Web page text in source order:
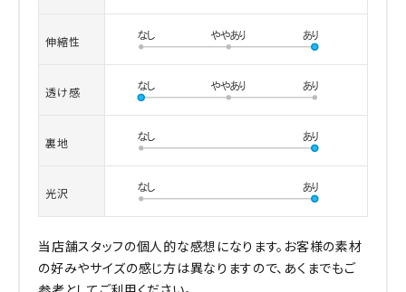
伸縮性
透け感
裏地
光沢
当店舗スタッフの個人的な感想になります。お客様の素材
の好みやサイズの感じ方は異なりますので、あくまでもご